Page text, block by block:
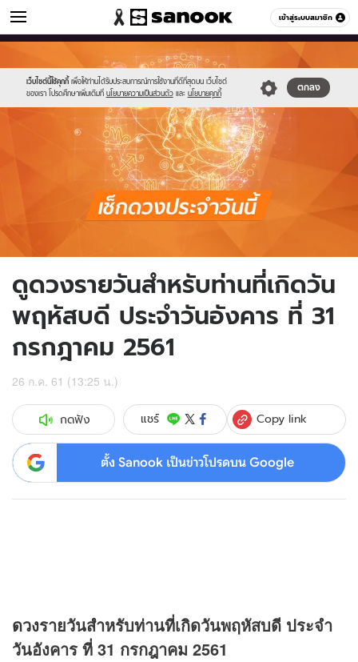
เข้าสู่ระบบสมาชิก
ดูดวง หมวดอื่นๆ
เว็บไซต์นี้ใช้คุกกี้ เพื่อให้ท่านได้รับประสบการณ์การใช้งานที่ดีที่สุดบน เว็บไซต์
ของเรา โปรดศึกษาเพิ่มเติมที่ นโยบายความเป็นส่วนตัว และ นโยบายคุกกี้
ตกลง
//s.isanook.com/sr/0/images/logo-
new-
sanook.png
//s.isanook.com/ho/0/ud/fxd/day/daily_thusday.png
ดูดวงรายวันสำหรับท่านที่เกิดวัน
พฤหัสบดี ประจำวันอังคาร ที่ 31
กรกฎาคม 2561
26 ก.ค. 61 (13:25 น.)
กดฟัง แชร์ Copy link
ตั้ง Sanook เป็นข่าวโปรดบน Google
ดวงรายวันสำหรับท่านที่เกิดวันพฤหัสบดี ประจำ
วันอังคาร ที่ 31 กรกฎาคม 2561